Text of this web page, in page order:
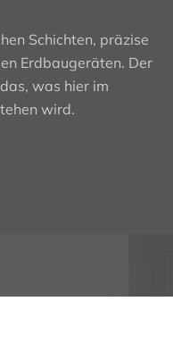
Schichten, präzise
Erdbaugeräten. Der
was hier im
wird.